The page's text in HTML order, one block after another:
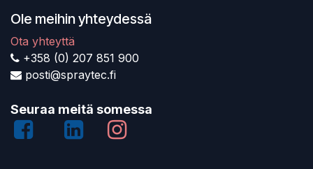
Ole meihin yhteydessä
Ota yhteyttä
+358 (0) 207 851 900
posti@spraytec.fi
Seuraa meitä somessa